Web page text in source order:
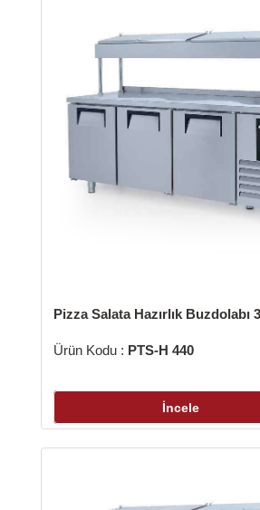
Salata Hazırlık Buzdolabı 3 Kapılı
Kodu :PTS-H 440